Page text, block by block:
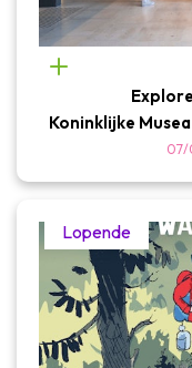
Koninklijke
07/
Lopende